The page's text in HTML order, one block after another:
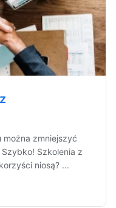
można zmniejszyć
Szkolenia z
niosą? ...